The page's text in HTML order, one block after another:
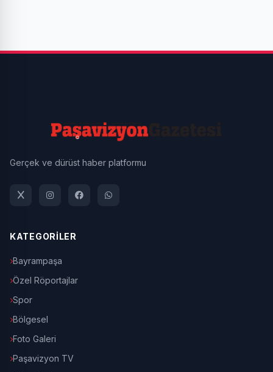
Gerçek ve dürüst haber platformu
KATEGORİLER
Bayrampaşa
Özel Röportajlar
Spor
Bölgesel
Foto Galeri
Paşavizyon TV